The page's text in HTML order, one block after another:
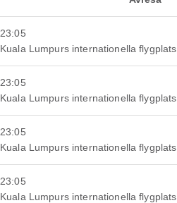
23:05
Kuala Lumpurs internationella flygplats
23:05
Kuala Lumpurs internationella flygplats
23:05
Kuala Lumpurs internationella flygplats
23:05
Kuala Lumpurs internationella flygplats